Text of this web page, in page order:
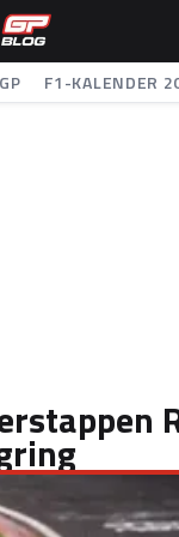
F1-KALENDER